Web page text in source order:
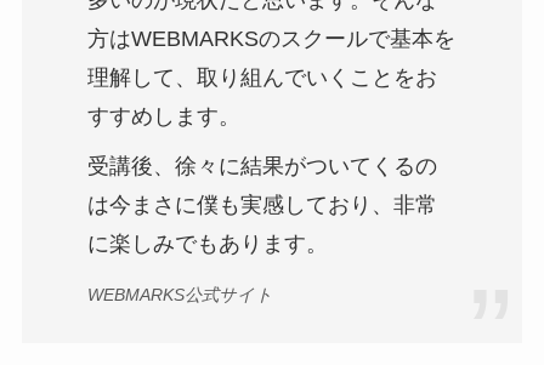
方はWEBMARKSのスクールで基本を
理解して、取り組んでいくことをお
すすめします。
受講後、徐々に結果がついてくるの
は今まさに僕も実感しており、非常
に楽しみでもあります。
WEBMARKS公式サイト